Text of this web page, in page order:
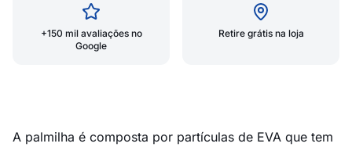
+150 mil avaliações no
Google
Retire grátis na loja
A palmilha é composta por partículas de EVA que tem